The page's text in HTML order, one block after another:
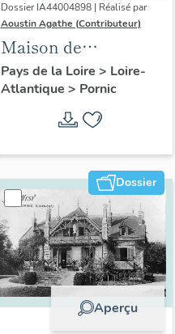
Dossier IA44004898 | Réalisé par
Aoustin Agathe (Contributeur)
Maison de
villégiature
balnéaire dite
Calypso, rue des
Pays de la Loire > Loire-
Atlantique > Pornic
Dossier
Aperçu